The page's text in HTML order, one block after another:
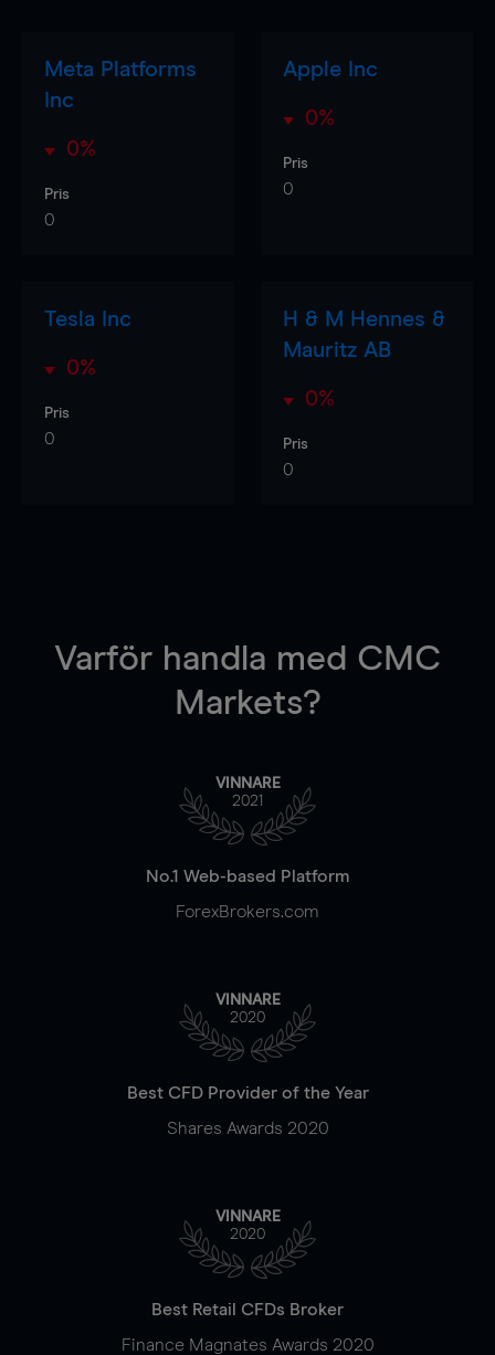
Meta Platforms
Inc
0%
Pris
0
Apple Inc
0%
Pris
0
Tesla Inc
0%
Pris
0
H & M Hennes &
Mauritz AB
0%
Pris
0
Varför handla med CMC
Markets?
VINNARE
2021
No.1 Web-based Platform
ForexBrokers.com
VINNARE
2020
Best CFD Provider of the Year
Shares Awards 2020
VINNARE
2020
Best Retail CFDs Broker
Finance Magnates Awards 2020